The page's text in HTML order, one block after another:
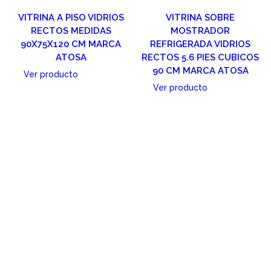
VITRINA A PISO VIDRIOS
RECTOS MEDIDAS
90X75X120 CM MARCA
ATOSA
Ver producto
VITRINA SOBRE
MOSTRADOR
REFRIGERADA VIDRIOS
RECTOS 5.6 PIES CUBICOS
90 CM MARCA ATOSA
Ver producto